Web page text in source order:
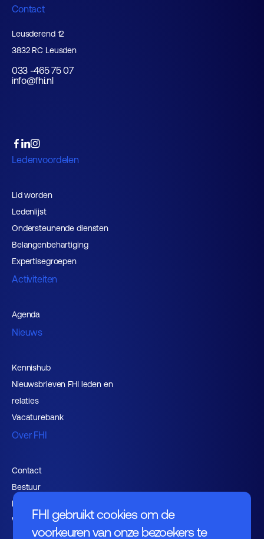
FHI gebruikt cookies om de
voorkeuren van onze bezoekers te
Contact
Leusderend 12
3832 RC Leusden
033 -465 75 07
info@fhi.nl
Ledenvoordelen
Lid worden
Ledenlijst
Ondersteunende diensten
Belangenbehartiging
Expertisegroepen
Activiteiten
Agenda
Nieuws
Kennishub
Nieuwsbrieven FHI leden en
relaties
Vacaturebank
Over FHI
Contact
Bestuur
Medewerkers
Werken bij FHI